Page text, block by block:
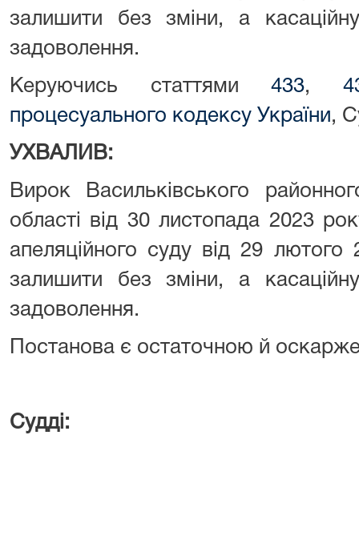
залишити без зміни, а
задоволення.
Керуючись статтями433,
процесуального кодексу України,
УХВАЛИВ:
Вирок Васильківського
області від 30 листопада 2023
апеляційного суду від 29
залишити без зміни, а
задоволення.
Постанова є остаточною й
Судді: